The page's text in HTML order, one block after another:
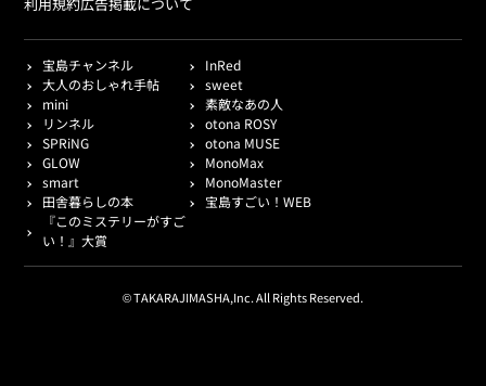
宝島チャンネル
InRed
大人のおしゃれ手帖
sweet
mini
素敵なあの人
リンネル
otona ROSY
SPRiNG
otona MUSE
GLOW
MonoMax
smart
MonoMaster
田舎暮らしの本
宝島すごい！WEB
『このミステリーがすご
い！』大賞
© TAKARAJIMASHA,Inc. All Rights Reserved.